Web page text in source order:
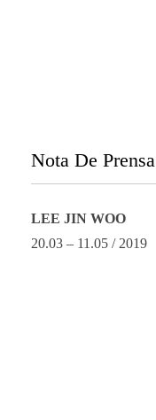
Nota De Prensa
LEE JIN WOO
20.03 – 11.05 / 2019